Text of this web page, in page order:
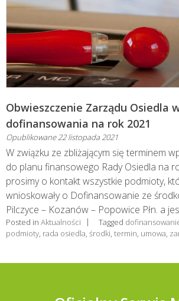
Obwieszczenie Zarządu Osiedla
dofinansowania na rok 2021
Opublikowane22 listopada 2021
W związku ze zbliżającym się terminem
do planu finansowego Rady Osiedla na
prosimy o kontakt wszystkie podmioty,
wnioskowały o Dofinansowanie ze
Pilczyce – Kozanów – Popowice Płn. a
Posted in Aktualności Tagged
podmioty rada osiedla środki termin umowa